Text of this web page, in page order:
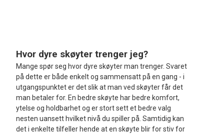
Hvor dyre skøyter trenger jeg?
Mange spør seg hvor dyre skøyter man trenger. Svaret
på dette er både enkelt og sammensatt på en gang - i
utgangspunktet er det slik at man ved skøyter får det
man betaler for. En bedre skøyte har bedre komfort,
ytelse og holdbarhet og er stort sett et bedre valg
nesten uansett hvilket nivå du spiller på. Samtidig kan
det i enkelte tilfeller hende at en skøyte blir for stiv for